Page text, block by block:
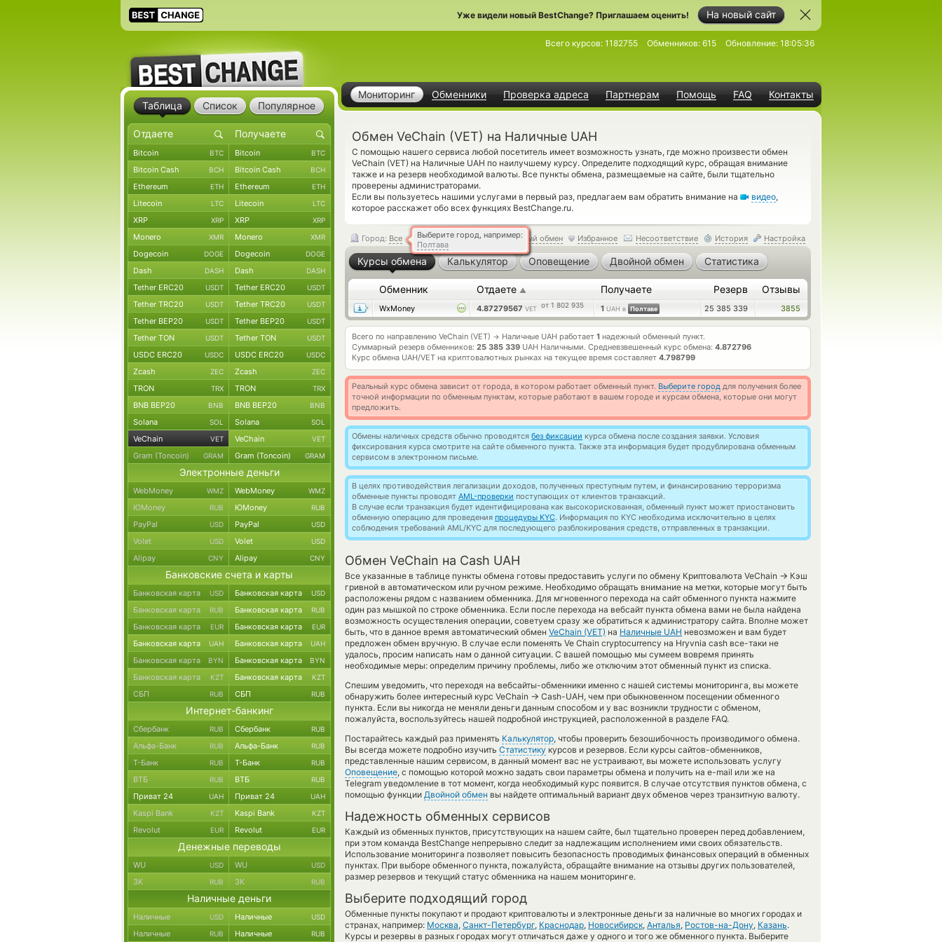
На новый сайт
Уже видели новый BestChange? Приглашаем оценить!
Мониторинг Обменники Проверка адреса Партнерам Помощь FAQ Контакты
Всего курсов: 1182755 Обменников: 615 Обновление: 18:05:36
Обмен VeChain (VET) на Наличные UAH
С помощью нашего сервиса любой посетитель имеет возможность узнать, где можно произвести обмен
VeChain (VET) на Наличные UAH по наилучшему курсу. Определите подходящий курс, обращая внимание
также и на резерв необходимой валюты. Все пункты обмена, размещаемые на сайте, были тщательно
проверены администраторами.
Если вы пользуетесь нашими услугами в первый раз, предлагаем вам обратить внимание на
видео,
которое расскажет обо всех функциях BestChange.ru.
Обратный обмен Избранное Несоответствие История Настройка
Город: Все
Выберите город, например:
Полтава
Курсы обмена Калькулятор Оповещение Двойной обмен Статистика
Обменник Отдаете ▲ Получаете Резерв Отзывы
WxMoney 4.87279567 VET от 1 802 935 1 UAH в Полтаве 25 385 339 3855
Всего по направлению VeChain (VET) → Наличные UAH работает 1 надежный обменный пункт.
Суммарный резерв обменников: 25 385 339 UAH Наличными. Средневзвешенный курс обмена: 4.872796
Курс обмена UAH/VET на криптовалютных рынках на текущее время составляет 4.798799
Реальный курс обмена зависит от города, в котором работает обменный пункт. Выберите город для получения более
точной информации по обменным пунктам, которые работают в вашем городе и курсам обмена, которые они могут
предложить.
Обмены наличных средств обычно проводятся без фиксации курса обмена после создания заявки. Условия
фиксирования курса смотрите на сайте обменного пункта. Также эта информация будет продублирована обменным
сервисом в электронном письме.
В целях противодействия легализации доходов, полученных преступным путем, и финансированию терроризма
обменные пункты проводят AML-проверки поступающих от клиентов транзакций.
В случае если транзакция будет идентифицирована как высокорискованная, обменный пункт может приостановить
обменную операцию для проведения процедуры KYC. Информация по KYC необходима исключительно в целях
соблюдения требований AML/KYC для последующего разблокирования средств, отправленных в транзакции.
Обмен VeChain на Cash UAH
Все указанные в таблице пункты обмена готовы предоставить услуги по обмену Криптовалюта VeChain → Кэш
гривной в автоматическом или ручном режиме. Необходимо обращать внимание на метки, которые могут быть
расположены рядом с названием обменника. Для мгновенного перехода на сайт обменного пункта нажмите
один раз мышкой по строке обменника. Если после перехода на вебсайт пункта обмена вами не была найдена
возможность осуществления операции, советуем сразу же обратиться к администратору сайта. Вполне может
быть, что в данное время автоматический обмен VeChain (VET) на Наличные UAH невозможен и вам будет
предложен обмен вручную. В случае если поменять Ve Chain cryptocurrency на Hryvnia cash все-таки не
удалось, просим написать нам о данной ситуации. С вашей помощью мы сумеем вовремя принять
необходимые меры: определим причину проблемы, либо же отключим этот обменный пункт из списка.
Спешим уведомить, что переходя на вебсайты-обменники именно с нашей системы мониторинга, вы можете
обнаружить более интересный курс VeChain → Cash-UAH, чем при обыкновенном посещении обменного
пункта. Если вы никогда не меняли деньги данным способом и у вас возникли трудности с обменом,
пожалуйста, воспользуйтесь нашей подробной инструкцией, расположенной в разделе FAQ.
Постарайтесь каждый раз применять Калькулятор, чтобы проверить безошибочность производимого обмена.
Вы всегда можете подробно изучить Статистику курсов и резервов. Если курсы сайтов-обменников,
представленные нашим сервисом, в данный момент вас не устраивают, вы можете использовать услугу
Оповещение, с помощью которой можно задать свои параметры обмена и получить на e-mail или же на
Telegram уведомление в тот момент, когда необходимый курс появится. В случае отсутствия пунктов обмена, с
помощью функции Двойной обмен вы найдете оптимальный вариант двух обменов через транзитную валюту.
Надежность обменных сервисов
Каждый из обменных пунктов, присутствующих на нашем сайте, был тщательно проверен перед добавлением,
при этом команда BestChange непрерывно следит за надлежащим исполнением ими своих обязательств.
Использование мониторинга позволяет повысить безопасность проводимых финансовых операций в обменных
пунктах. При выборе обменного пункта, пожалуйста, обращайте внимание на отзывы других пользователей,
размер резервов и текущий статус обменника на нашем мониторинге.
Выберите подходящий город
Обменные пункты покупают и продают криптовалюты и электронные деньги за наличные во многих городах и
странах, например: Москва, Санкт-Петербург, Краснодар, Новосибирск, Анталья, Ростов-на-Дону, Казань.
Курсы и резервы в разных городах могут отличаться даже у одного и того же обменного пункта. Выберите
Таблица Список Популярное
Bitcoin BTC Bitcoin BTC
Bitcoin Cash BCH Bitcoin Cash BCH
Ethereum ETH Ethereum ETH
Litecoin LTC Litecoin LTC
XRP XRP XRP XRP
Monero XMR Monero XMR
Dogecoin DOGE Dogecoin DOGE
Dash DASH Dash DASH
Tether ERC20 USDT Tether ERC20 USDT
Tether TRC20 USDT Tether TRC20 USDT
Tether BEP20 USDT Tether BEP20 USDT
Tether TON USDT Tether TON USDT
USDC ERC20 USDC USDC ERC20 USDC
Zcash ZEC Zcash ZEC
TRON TRX TRON TRX
BNB BEP20 BNB BNB BEP20 BNB
Solana SOL Solana SOL
VeChain VET VeChain VET
Gram (Toncoin) GRAM Gram (Toncoin) GRAM
Электронные деньги
WebMoney WMZ WebMoney WMZ
ЮMoney RUB ЮMoney RUB
PayPal USD PayPal USD
Volet USD Volet USD
Alipay CNY Alipay CNY
Банковские счета и карты
Банковская карта USD Банковская карта USD
Банковская карта RUB Банковская карта RUB
Банковская карта EUR Банковская карта EUR
Банковская карта UAH Банковская карта UAH
Банковская карта BYN Банковская карта BYN
Банковская карта KZT Банковская карта KZT
СБП RUB СБП RUB
Интернет-банкинг
Сбербанк RUB Сбербанк RUB
Альфа-Банк RUB Альфа-Банк RUB
Т-Банк RUB Т-Банк RUB
ВТБ RUB ВТБ RUB
Приват 24 UAH Приват 24 UAH
Kaspi Bank KZT Kaspi Bank KZT
Revolut EUR Revolut EUR
Денежные переводы
WU USD WU USD
ЗК RUB ЗК RUB
Наличные деньги
Наличные USD Наличные USD
Наличные RUB Наличные RUB